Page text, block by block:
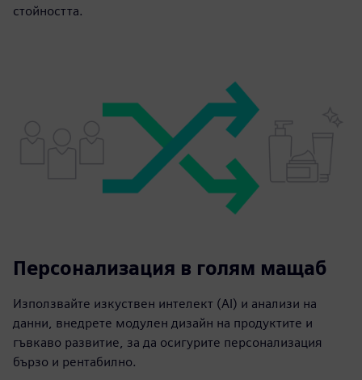
стойността.
Персонализация в голям мащаб
Използвайте изкуствен интелект (AI) и анализи на
данни, внедрете модулен дизайн на продуктите и
гъвкаво развитие, за да осигурите персонализация
бързо и рентабилно.